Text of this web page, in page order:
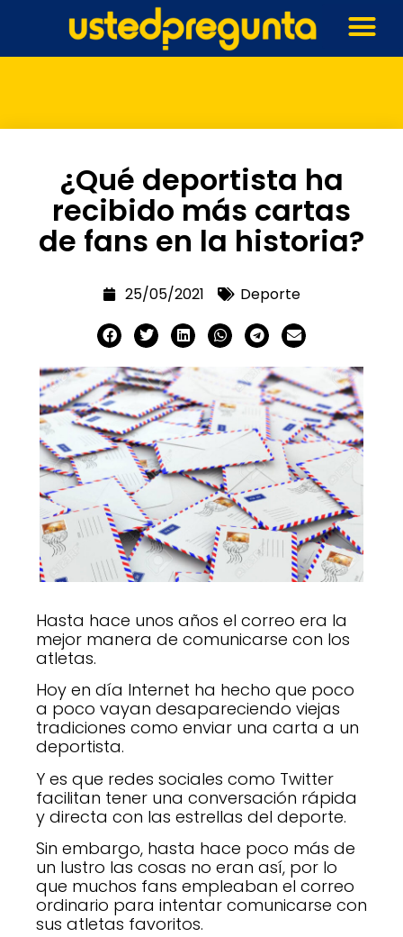
¿Qué deportista ha
recibido más cartas
de fans en la historia?
25/05/2021 Deporte
Hasta hace unos años el correo era la
mejor manera de comunicarse con los
atletas.
Hoy en día Internet ha hecho que poco
a poco vayan desapareciendo viejas
tradiciones como enviar una carta a un
deportista.
Y es que redes sociales como Twitter
facilitan tener una conversación rápida
y directa con las estrellas del deporte.
Sin embargo, hasta hace poco más de
un lustro las cosas no eran así, por lo
que muchos fans empleaban el correo
ordinario para intentar comunicarse con
sus atletas favoritos.